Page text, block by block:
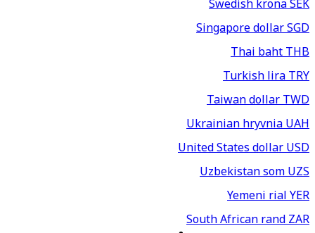
Singapore dollarSGD
Thai bahtTHB
Turkish liraTRY
Taiwan dollarTWD
Ukrainian hryvniaUAH
United States dollarUSD
Uzbekistan somUZS
Yemeni rialYER
South African randZAR